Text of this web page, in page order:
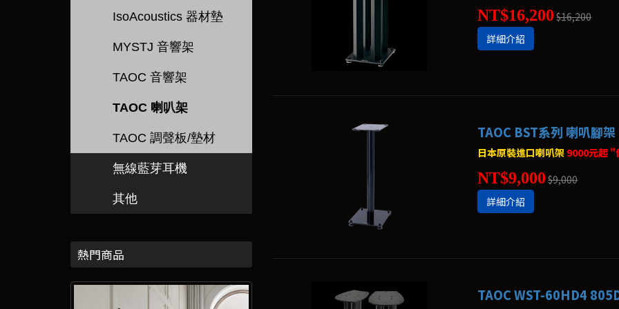
IsoAcoustics 器材墊
MYSTJ 音響架
TAOC 音響架
TAOC 喇叭架
TAOC 調聲板/墊材
無線藍芽耳機
其他
熱門商品
NT$16,200 $16,200
詳細介紹
TAOC BST系列 喇叭腳架
日本原裝進口喇叭架 9000元起
NT$9,000 $9,000
詳細介紹
TAOC WST-60HD4